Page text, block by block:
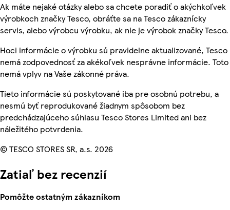
Ak máte nejaké otázky alebo sa chcete poradiť o akýchkoľvek
výrobkoch značky Tesco, obráťte sa na Tesco zákaznícky
servis, alebo výrobcu výrobku, ak nie je výrobok značky Tesco.
Hoci informácie o výrobku sú pravidelne aktualizované, Tesco
nemá zodpovednosť za akékoľvek nesprávne informácie. Toto
nemá vplyv na Vaše zákonné práva.
Tieto informácie sú poskytované iba pre osobnú potrebu, a
nesmú byť reprodukované žiadnym spôsobom bez
predchádzajúceho súhlasu Tesco Stores Limited ani bez
náležitého potvrdenia.
© TESCO STORES SR, a.s. 2026
Zatiaľ bez recenzií
Pomôžte ostatným zákazníkom